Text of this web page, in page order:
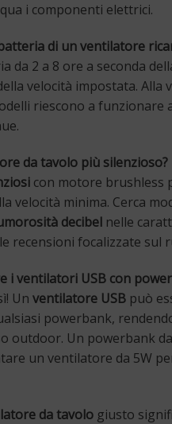
i componenti elettrici.
di un ventilatore
da 2 a 8 ore a seconda
velocità impostata. Alla
riescono a funzionare
da tavolo più silenzioso?
con motore brushless
velocità minima. Cerca
decibel nelle
recensioni focalizzate sul
i ventilatori USB con
Un ventilatore USB può
powerbank,
outdoor. Un powerbank
un ventilatore da 5W
da tavolo giusto